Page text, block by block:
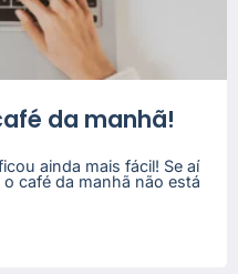
da manhã!
ainda mais fácil! Se aí
café da manhã não está